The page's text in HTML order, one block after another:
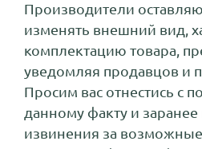
Производители
изменять внешний вид,
комплектацию товара,
уведомляя продавцов и
Просим вас отнестись с
данному факту и
извинения за